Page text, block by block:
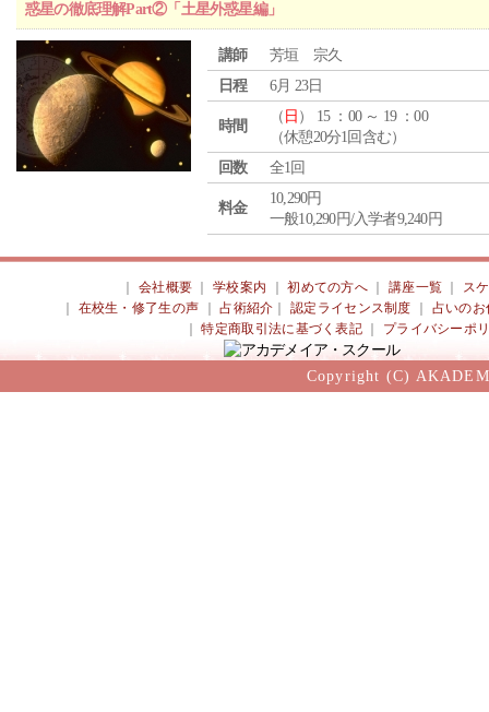
惑星の徹底理解Part②「土星外惑星編」
講師
芳垣 宗久
日程
6月 23日
時間
（ 日 ） 15 ：00 ～ 19 ：00
（休憩20分1回含む）
回数
全1回
料金
10,290円
一般10,290円/入学者9,240円
会社概要 ｜学校案内 ｜初めての方へ 講座一覧
ス
在校生・修了生の声 ｜占術紹介 ｜認定ライセンス制度
占いのお
｜特定商取引法に基づく表記 プライバシーポ
Copyright (C)